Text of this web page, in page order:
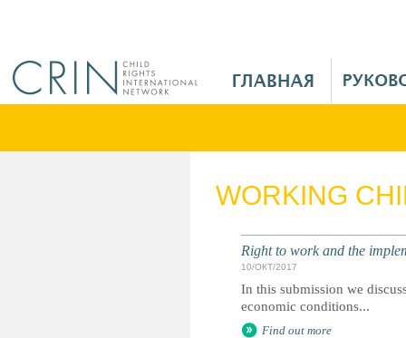
M
n
WORKING
Right to work and the
10/ОКТ/2017
In this submission we
economic conditions...
Find out more